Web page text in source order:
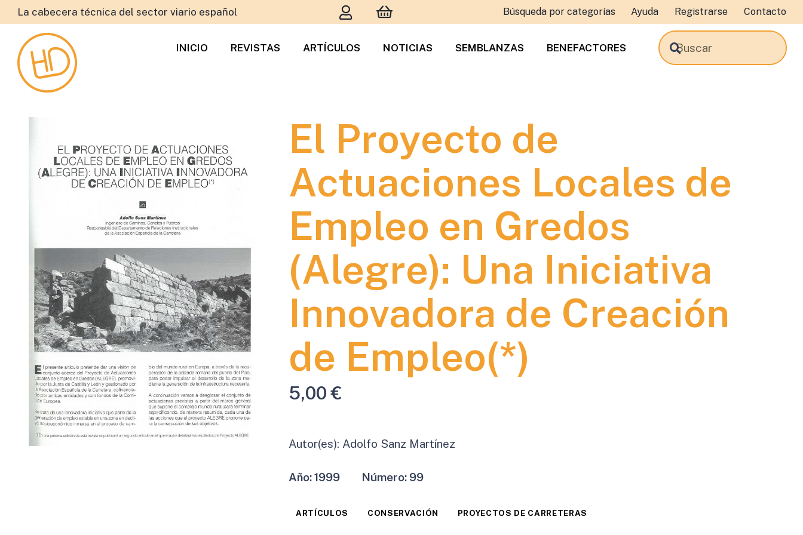
La cabecera técnica del sector viario español Búsqueda por categorías Ayuda Registrarse Contacto
INICIO REVISTAS ARTÍCULOS NOTICIAS SEMBLANZAS BENEFACTORES
El Proyecto de
Actuaciones Locales de
Empleo en Gredos
(Alegre): Una Iniciativa
Innovadora de Creación
de Empleo(*)
5,00€
Autor(es): Adolfo Sanz Martínez
Año:1999 Número: 99
ARTÍCULOS CONSERVACIÓN PROYECTOS DE CARRETERAS